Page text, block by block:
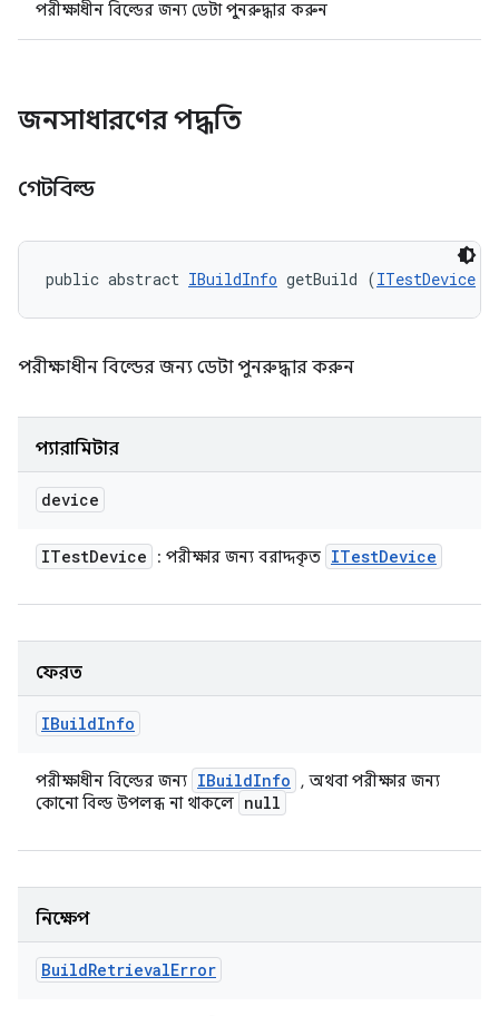
পরীক্ষাধীন বিল্ডের জন্য ডেটা পুনরুদ্ধার করুন
জনসাধারণের পদ্ধতি
গেটবিল্ড
public abstract IBuildInfo getBuild (ITestDevice
পরীক্ষাধীন বিল্ডের জন্য ডেটা পুনরুদ্ধার করুন
প্যারামিটার
device
ITestDevice : পরীক্ষার জন্য বরাদ্দকৃত ITestDevice
ফেরত
IBuildInfo
পরীক্ষাধীন বিল্ডের জন্য IBuildInfo
, অথবা পরীক্ষার জন্য
কোনো বিল্ড উপলব্ধ না থাকলে null
নিক্ষেপ
BuildRetrievalError